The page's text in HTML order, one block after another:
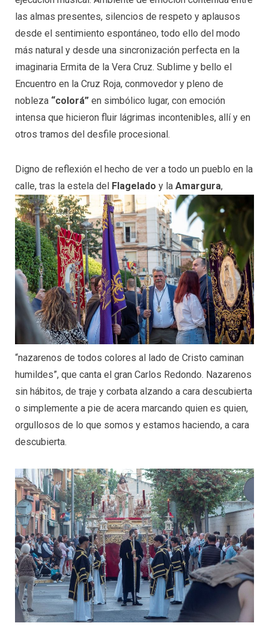
las almas presentes, silencios de respeto y aplausos
desde el sentimiento espontáneo, todo ello del modo
más natural y desde una sincronización perfecta en la
imaginaria Ermita de la Vera Cruz. Sublime y bello el
Encuentro en la Cruz Roja, conmovedor y pleno de
nobleza “colorá” en simbólico lugar, con emoción
intensa que hicieron fluir lágrimas incontenibles, allí y en
otros tramos del desfile procesional.
Digno de reflexión el hecho de ver a todo un pueblo en la
calle, tras la estela del Flagelado y la Amargura,
“nazarenos de todos colores al lado de Cristo caminan
humildes”, que canta el gran Carlos Redondo. Nazarenos
sin hábitos, de traje y corbata alzando a cara descubierta
o simplemente a pie de acera marcando quien es quien,
orgullosos de lo que somos y estamos haciendo, a cara
descubierta.